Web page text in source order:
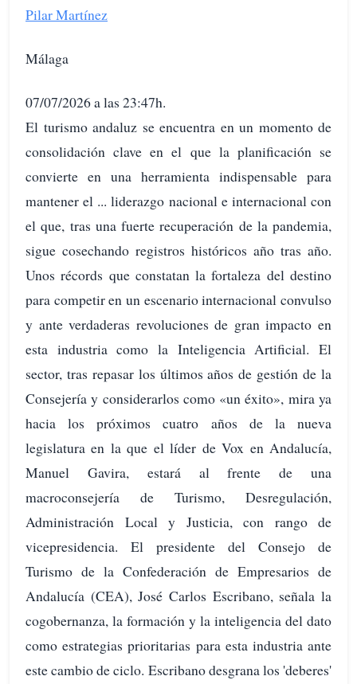
Pilar Martínez
Málaga
07/07/2026 a las 23:47h.
El turismo andaluz se encuentra en un momento de
consolidación clave en el que la planificación se
convierte en una herramienta indispensable para
mantener el ... liderazgo nacional e internacional con
el que, tras una fuerte recuperación de la pandemia,
sigue cosechando registros históricos año tras año.
Unos récords que constatan la fortaleza del destino
para competir en un escenario internacional convulso
y ante verdaderas revoluciones de gran impacto en
esta industria como la Inteligencia Artificial. El
sector, tras repasar los últimos años de gestión de la
Consejería y considerarlos como «un éxito», mira ya
hacia los próximos cuatro años de la nueva
legislatura en la que el líder de Vox en Andalucía,
Manuel Gavira, estará al frente de una
macroconsejería de Turismo, Desregulación,
Administración Local y Justicia, con rango de
vicepresidencia. El presidente del Consejo de
Turismo de la Confederación de Empresarios de
Andalucía (CEA), José Carlos Escribano, señala la
cogobernanza, la formación y la inteligencia del dato
como estrategias prioritarias para esta industria ante
este cambio de ciclo. Escribano desgrana los 'deberes'